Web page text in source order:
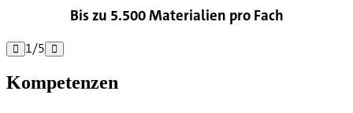
Bis zu 5.500 Materialien pro Fach
 1/5 
Kompetenzen